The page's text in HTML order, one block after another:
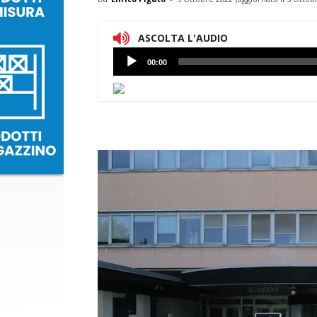
ASCOLTA L'AUDIO
Lettore
Audio
00:00